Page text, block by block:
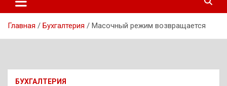
Главная Бухгалтерия Масочный режим возвращается
БУХГАЛТЕРИЯ